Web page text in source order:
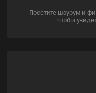
Посетите шоурум и
чтобы